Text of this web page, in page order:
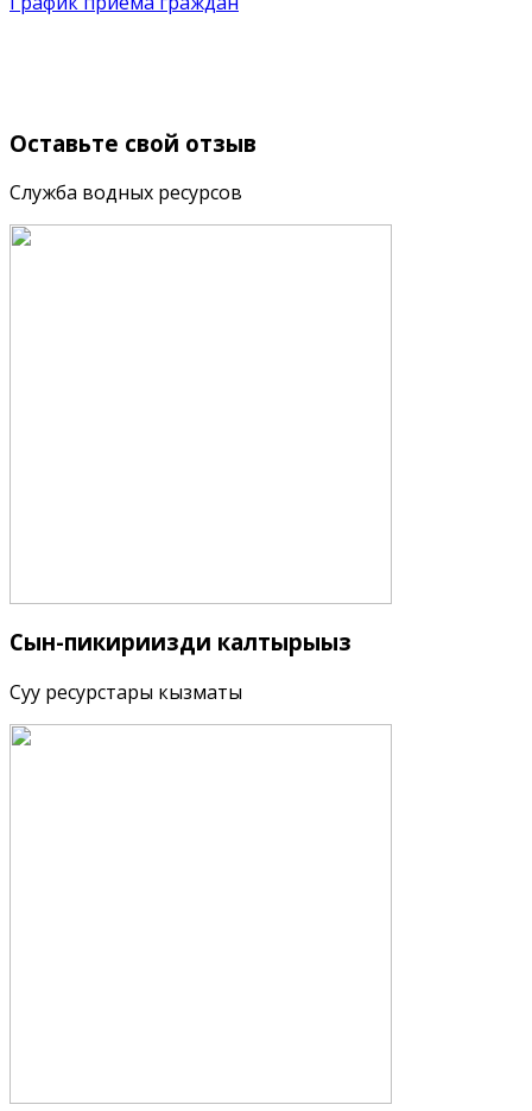
Оставьте свой отзыв
Служба водных ресурсов
Сын-пикириңизди калтырыңыз
Суу ресурстары кызматы